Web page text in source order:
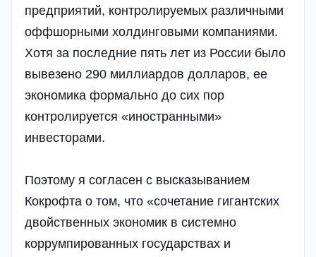
предприятий, контролируемых различными
оффшорными холдинговыми компаниями.
Хотя за последние пять лет из России было
вывезено 290 миллиардов долларов, ее
экономика формально до сих пор
контролируется «иностранными»
инвесторами.
Поэтому я согласен с высказыванием
Кокрофта о том, что «сочетание гигантских
двойственных экономик в системно
коррумпированных государствах и